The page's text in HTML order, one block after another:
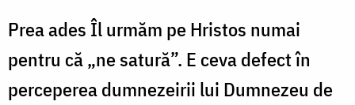
Prea ades Îl urmăm pe Hristos numai
pentru că „ne satură”. E ceva defect în
perceperea dumnezeirii lui Dumnezeu de